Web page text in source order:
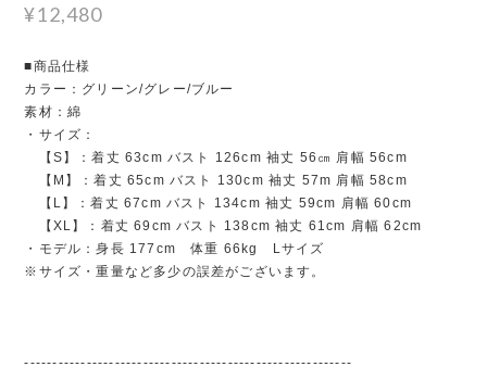
¥12,480
■商品仕様
カラー：グリーン/グレー/ブルー
素材：綿
・サイズ：
【S】：着丈 63cm バスト 126cm 袖丈 56㎝ 肩幅 56cm
【M】：着丈 65cm バスト 130cm 袖丈 57m 肩幅 58cm
【L】：着丈 67cm バスト 134cm 袖丈 59cm 肩幅 60cm
【XL】：着丈 69cm バスト 138cm 袖丈 61cm 肩幅 62cm
・モデル：身長 177cm 体重 66kg Lサイズ
※サイズ・重量など多少の誤差がございます。
----------------------------------------------------------